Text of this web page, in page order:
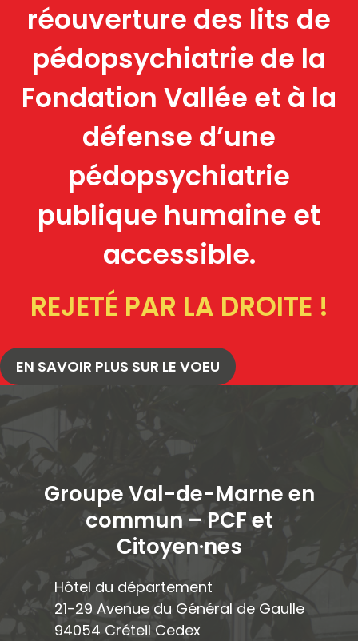
réouverture des lits de
pédopsychiatrie de la
Fondation Vallée et à la
défense d’une
pédopsychiatrie
publique humaine et
accessible.
REJETÉ PAR LA DROITE !
EN SAVOIR PLUS SUR LE VOEU
Groupe Val-de-Marne en
commun – PCF et
Citoyen·nes
Hôtel du département
21-29 Avenue du Général de Gaulle
94054 Créteil Cedex